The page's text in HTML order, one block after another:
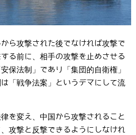
ら攻撃された後でなければ攻撃で
る前に、相手の攻撃を止めさせる
保法制」であり「集団的自衛権」
「戦争法案」というデマにして流
を変え、中国から攻撃されること
攻撃と反撃できるようにしなけれ